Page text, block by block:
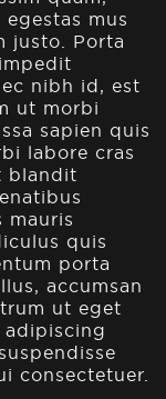
mus
justo. Porta
nibh id, est
ut morbi
sapien quis
labore cras
blandit
mauris
quis
porta
accumsan
ut eget
consectetuer.